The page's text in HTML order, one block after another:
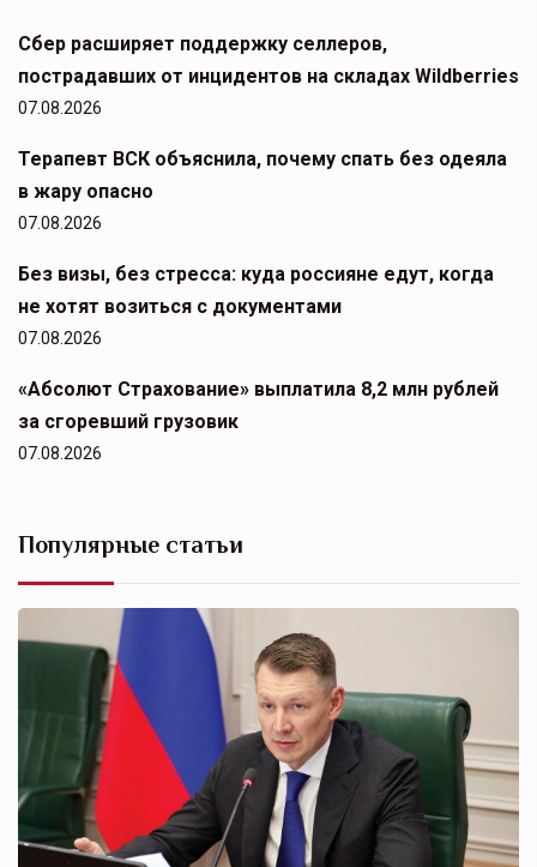
Сбер расширяет поддержку селлеров,
пострадавших от инцидентов на складах Wildberries
07.08.2026
Терапевт ВСК объяснила, почему спать без одеяла
в жару опасно
07.08.2026
Без визы, без стресса: куда россияне едут, когда
не хотят возиться с документами
07.08.2026
«Абсолют Страхование» выплатила 8,2 млн рублей
за сгоревший грузовик
07.08.2026
Популярные статьи